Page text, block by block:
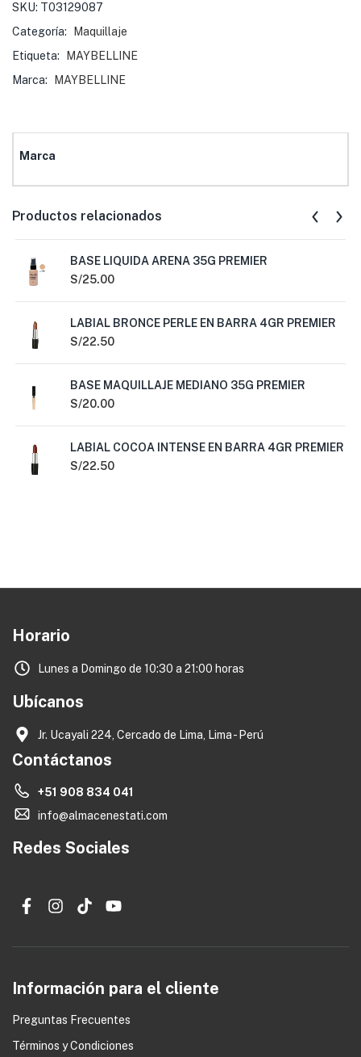
SKU: T03129087
Categoría:
Maquillaje
Etiqueta:
MAYBELLINE
Marca:
MAYBELLINE
Marca
Productos relacionados
BASE LIQUIDA ARENA 35G PREMIER
S/25.00
LABIAL BRONCE PERLE EN BARRA 4GR PREMIER
S/22.50
BASE MAQUILLAJE MEDIANO 35G PREMIER
S/20.00
LABIAL COCOA INTENSE EN BARRA 4GR PREMIER
S/22.50
Horario
Lunes a Domingo de 10:30 a 21:00 horas
Ubícanos
Jr. Ucayali 224, Cercado de Lima, Lima - Perú
Contáctanos
+51 908 834 041
info@almacenestati.com
Redes Sociales
Información para el cliente
Preguntas Frecuentes
Términos y Condiciones